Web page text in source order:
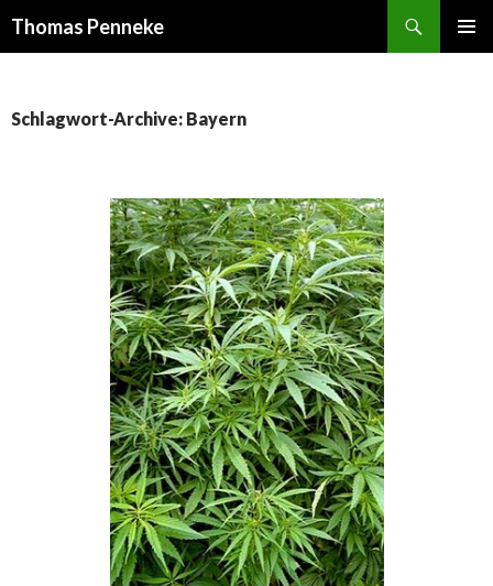
Thomas Penneke
Schlagwort-Archive: Bayern